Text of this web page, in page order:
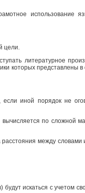
использование
цели.
литературное
которых представлены в
если иной порядок не
вычисляется по сложной
между словами
искаться с учетом